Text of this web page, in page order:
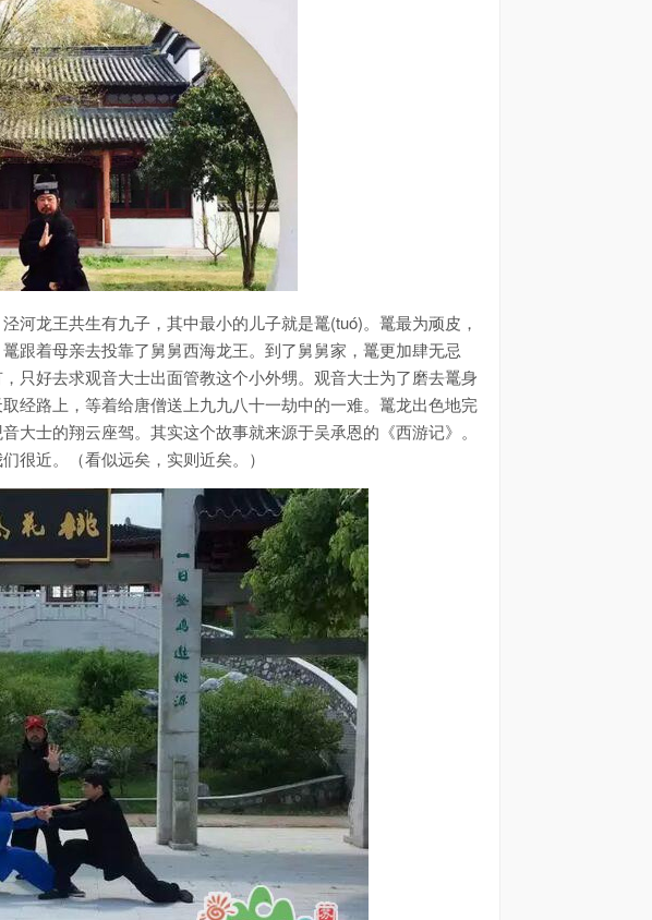
龙王共生有九子，其中最小的儿子就是鼍(tuó)。鼍最为顽皮，
跟着母亲去投靠了舅舅西海龙王。到了舅舅家，鼍更加肆无忌
只好去求观音大士出面管教这个小外甥。观音大士为了磨去鼍身
经路上，等着给唐僧送上九九八十一劫中的一难。鼍龙出色地完
大士的翔云座驾。其实这个故事就来源于吴承恩的《西游记》。
很近。（看似远矣，实则近矣。）